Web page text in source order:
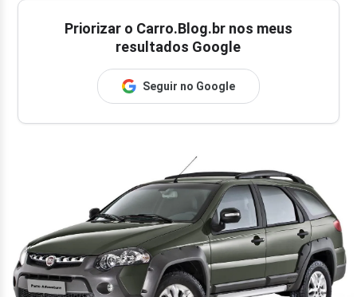
Priorizar o Carro.Blog.br nos meus
resultados Google
Seguir no Google